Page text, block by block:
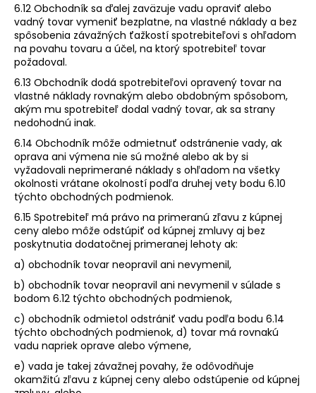
6.12 Obchodník sa ďalej zaväzuje vadu opraviť alebo
vadný tovar vymeniť bezplatne, na vlastné náklady a bez
spôsobenia závažných ťažkostí spotrebiteľovi s ohľadom
na povahu tovaru a účel, na ktorý spotrebiteľ tovar
požadoval.
6.13 Obchodník dodá spotrebiteľovi opravený tovar na
vlastné náklady rovnakým alebo obdobným spôsobom,
akým mu spotrebiteľ dodal vadný tovar, ak sa strany
nedohodnú inak.
6.14 Obchodník môže odmietnuť odstránenie vady, ak
oprava ani výmena nie sú možné alebo ak by si
vyžadovali neprimerané náklady s ohľadom na všetky
okolnosti vrátane okolností podľa druhej vety bodu 6.10
týchto obchodných podmienok.
6.15 Spotrebiteľ má právo na primeranú zľavu z kúpnej
ceny alebo môže odstúpiť od kúpnej zmluvy aj bez
poskytnutia dodatočnej primeranej lehoty ak:
a) obchodník tovar neopravil ani nevymenil,
b) obchodník tovar neopravil ani nevymenil v súlade s
bodom 6.12 týchto obchodných podmienok,
c) obchodník odmietol odstrániť vadu podľa bodu 6.14
týchto obchodných podmienok, d) tovar má rovnakú
vadu napriek oprave alebo výmene,
e) vada je takej závažnej povahy, že odôvodňuje
okamžitú zľavu z kúpnej ceny alebo odstúpenie od kúpnej